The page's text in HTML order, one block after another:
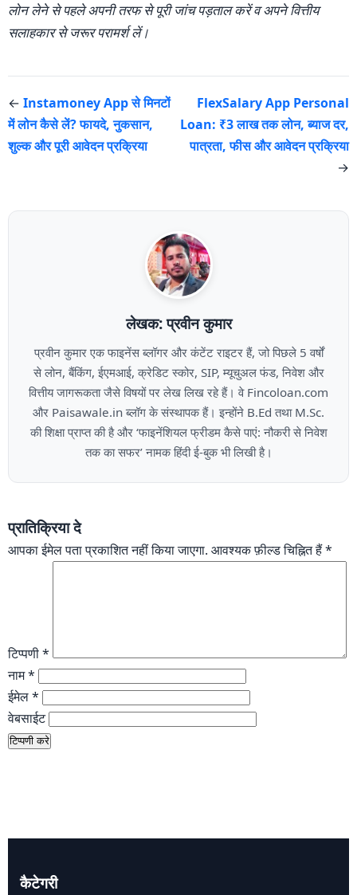
लोन लेने से पहले अपनी तरफ से पूरी जांच पड़ताल करें व अपने वित्तीय
सलाहकार से जरूर परामर्श लें।
← Instamoney App से मिनटों
में लोन कैसे लें? फायदे, नुकसान,
शुल्क और पूरी आवेदन प्रक्रिया
FlexSalary App Personal
Loan: ₹3 लाख तक लोन, ब्याज दर,
पात्रता, फीस और आवेदन प्रक्रिया
→
लेखक: प्रवीन कुमार
प्रवीन कुमार एक फाइनेंस ब्लॉगर और कंटेंट राइटर हैं, जो पिछले 5 वर्षों
से लोन, बैंकिंग, ईएमआई, क्रेडिट स्कोर, SIP, म्यूचुअल फंड, निवेश और
वित्तीय जागरूकता जैसे विषयों पर लेख लिख रहे हैं। वे Fincoloan.com
और Paisawale.in ब्लॉग के संस्थापक हैं। इन्होंने B.Ed तथा M.Sc.
की शिक्षा प्राप्त की है और ‘फाइनेंशियल फ्रीडम कैसे पाएं: नौकरी से निवेश
तक का सफर’ नामक हिंदी ई-बुक भी लिखी है।
प्रातिक्रिया दे
आपका ईमेल पता प्रकाशित नहीं किया जाएगा. आवश्यक फ़ील्ड चिह्नित हैं*
टिप्पणी*
नाम*
ईमेल*
वेबसाईट
कैटेगरी